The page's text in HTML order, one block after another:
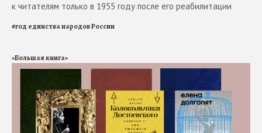
к читателям только в 1955 году после его реабилитации
#год единства народов России
«Большая книга»